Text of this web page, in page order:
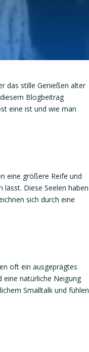
das stille Genießen alter
Blogbeitrag
eine ist und wie man
eine größere Reife und
Diese Seelen haben
sich durch eine
oft ein ausgeprägtes
eine natürliche Neigung
Smalltalk und fühlen